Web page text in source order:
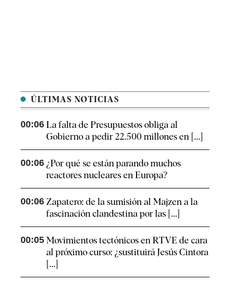
ÚLTIMAS NOTICIAS
00:06 La falta de Presupuestos obliga al
Gobierno a pedir 22.500 millones en [...]
00:06 ¿Por qué se están parando muchos
reactores nucleares en Europa?
00:06 Zapatero: de la sumisión al Majzen a la
fascinación clandestina por las [...]
00:05 Movimientos tectónicos en RTVE de cara
al próximo curso: ¿sustituirá Jesús Cintora
[...]